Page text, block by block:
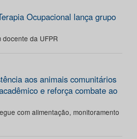
Ocupacional lança grupo
da UFPR
aos animais comunitários
e reforça combate ao
com alimentação, monitoramento